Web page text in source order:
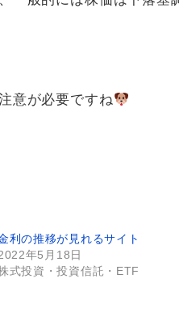
意が必要ですね
利の推移が見れるサイト
年5月18日
式投資・投資信託・ETF